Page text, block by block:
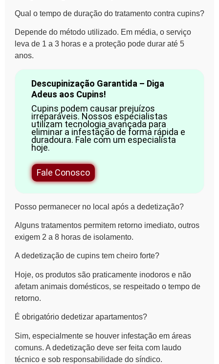
Qual o tempo de duração do tratamento contra cupins?
Depende do método utilizado. Em média, o serviço
leva de 1 a 3 horas e a proteção pode durar até 5
anos.
Descupinização Garantida – Diga
Adeus aos Cupins!
Cupins podem causar prejuízos
irreparáveis. Nossos especialistas
utilizam tecnologia avançada para
eliminar a infestação de forma rápida e
duradoura. Fale com um especialista
hoje.
Fale Conosco
Posso permanecer no local após a dedetização?
Alguns tratamentos permitem retorno imediato, outros
exigem 2 a 8 horas de isolamento.
A dedetização de cupins tem cheiro forte?
Hoje, os produtos são praticamente inodoros e não
afetam animais domésticos, se respeitado o tempo de
retorno.
É obrigatório dedetizar apartamentos?
Sim, especialmente se houver infestação em áreas
comuns. A dedetização deve ser feita com laudo
técnico e sob responsabilidade do síndico.